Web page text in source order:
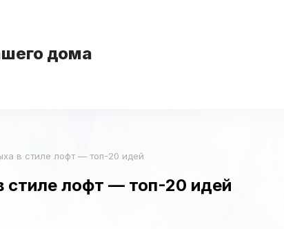
дома
в стиле лофт — топ-20 идей
стиле лофт — топ-20 идей